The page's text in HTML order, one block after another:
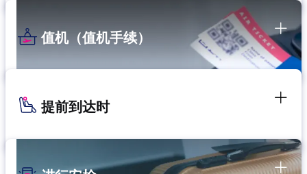
值机（值机手续）
提前到达时